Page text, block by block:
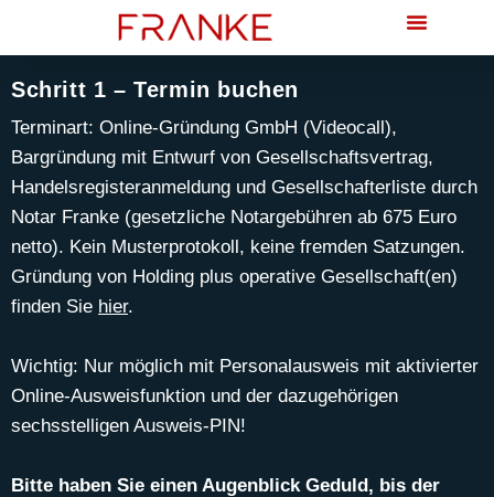
Schritt 1 – Termin buchen
Terminart: Online-Gründung GmbH (Videocall),
Bargründung mit Entwurf von Gesellschaftsvertrag,
Handelsregisteranmeldung und Gesellschafterliste durch
Notar Franke (gesetzliche Notargebühren ab 675 Euro
netto). Kein Musterprotokoll, keine fremden Satzungen.
Gründung von Holding plus operative Gesellschaft(en)
finden Sie hier.
Wichtig: Nur möglich mit Personalausweis mit aktivierter
Online-Ausweisfunktion und der dazugehörigen
sechsstelligen Ausweis-PIN!
Bitte haben Sie einen Augenblick Geduld, bis der